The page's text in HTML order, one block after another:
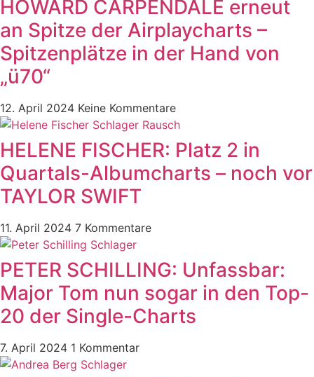
HOWARD CARPENDALE erneut
an Spitze der Airplaycharts –
Spitzenplätze in der Hand von
„ü70“
12. April 2024 Keine Kommentare
HELENE FISCHER: Platz 2 in
Quartals-Albumcharts – noch vor
TAYLOR SWIFT
11. April 2024 7 Kommentare
PETER SCHILLING: Unfassbar:
Major Tom nun sogar in den Top-
20 der Single-Charts
7. April 2024 1 Kommentar